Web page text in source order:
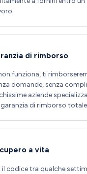
di rimborso
funziona, ti
domande, senza
aziende
di rimborso
a vita
il codice tra qualche